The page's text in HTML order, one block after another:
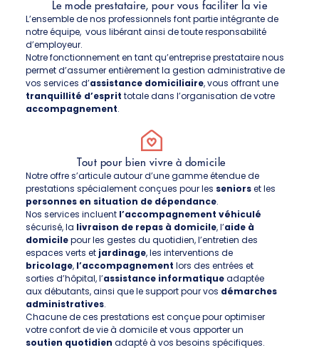
Le mode prestataire, pour vous faciliter la vie
L’ensemble de nos professionnels font partie intégrante de
notre équipe, vous libérant ainsi de toute responsabilité
d’employeur.
Notre fonctionnement en tant qu’entreprise prestataire nous
permet d’assumer entièrement la gestion administrative de
vos services d’assistance domiciliaire, vous offrant une
tranquillité d’esprit totale dans l’organisation de votre
accompagnement.
Tout pour bien vivre à domicile
Notre offre s’articule autour d’une gamme étendue de
prestations spécialement conçues pour les seniorset les
personnes en situation de dépendance.
Nos services incluent l’accompagnement véhiculé
sécurisé, la livraison de repas à domicile, l’aide à
domicilepour les gestes du quotidien, l’entretien des
espaces verts et jardinage, les interventions de
bricolage, l’accompagnement lors des entrées et
sorties d’hôpital, l’assistance informatiqueadaptée
aux débutants, ainsi que le support pour vos démarches
administratives.
Chacune de ces prestations est conçue pour optimiser
votre confort de vie à domicile et vous apporter un
soutien quotidien adapté à vos besoins spécifiques.